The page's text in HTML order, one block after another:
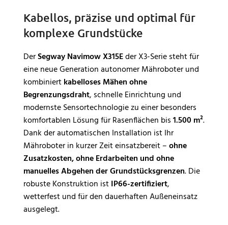
Kabellos, präzise und optimal für
komplexe Grundstücke
DerSegway Navimow X315Eder X3-Serie steht für
eine neue Generation autonomer Mähroboter und
kombiniertkabelloses Mähen ohne
Begrenzungsdraht, schnelle Einrichtung und
modernste Sensortechnologie zu einer besonders
komfortablen Lösung für Rasenflächen bis1.500 m².
Dank der automatischen Installation ist Ihr
Mähroboter in kurzer Zeit einsatzbereit –ohne
Zusatzkosten, ohne Erdarbeiten und ohne
manuelles Abgehen der Grundstücksgrenzen. Die
robuste Konstruktion istIP66-zertifiziert,
wetterfest und für den dauerhaften Außeneinsatz
ausgelegt.